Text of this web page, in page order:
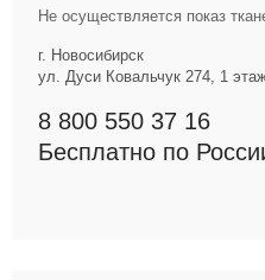
Не осуществляется показ
г. Новосибирск
ул. ​Дуси Ковальчук 274, ​1
8 800 550 37 16
Бесплатно по